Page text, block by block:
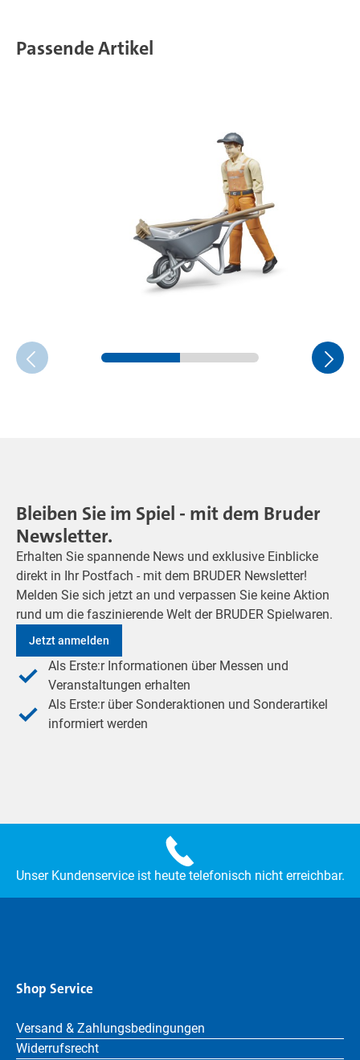
Passende Artikel
Bleiben Sie im Spiel - mit dem Bruder
Newsletter.
Erhalten Sie spannende News und exklusive Einblicke
direkt in Ihr Postfach - mit dem BRUDER Newsletter!
Melden Sie sich jetzt an und verpassen Sie keine Aktion
rund um die faszinierende Welt der BRUDER Spielwaren.
Jetzt anmelden
Als Erste:r Informationen über Messen und
Veranstaltungen erhalten
Als Erste:r über Sonderaktionen und Sonderartikel
informiert werden
Unser Kundenservice ist heute telefonisch nicht erreichbar.
Shop Service
Versand & Zahlungsbedingungen
Widerrufsrecht